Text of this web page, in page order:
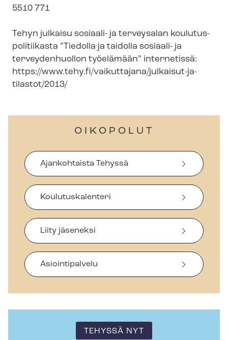
5510 771
Tehyn julkaisu sosiaali- ja terveysalan kou­lu­tus­
po­li­tii­kas­ta ”Tiedolla ja taidolla sosiaali- ja
terveydenhuollon työelämään” internetissä:
https://www.tehy.fi/vaikuttajana/julkaisut-​ja-
tilastot/2013/
OIKOPOLUT
Ajankohtaista Tehyssä
Koulutuskalenteri
Liity jäseneksi
Asiointipalvelu
TEHYSSÄ NYT